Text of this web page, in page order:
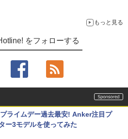
もっと見る
をフォローする
ライムデー過去最安! Anker注目プ
ー3モデルを使ってみた